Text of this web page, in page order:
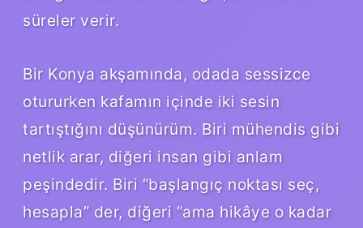
süreler verir.
Bir Konya akşamında, odada sessizce
otururken kafamın içinde iki sesin
tartıştığını düşünürüm. Biri mühendis gibi
netlik arar, diğeri insan gibi anlam
peşindedir. Biri “başlangıç noktası seç,
hesapla” der, diğeri “ama hikâye o kadar